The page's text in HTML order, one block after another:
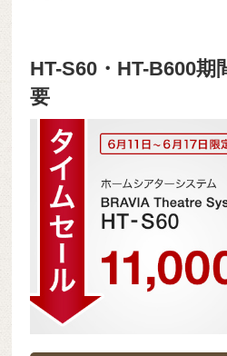
HT-S60・HT-B600期
要